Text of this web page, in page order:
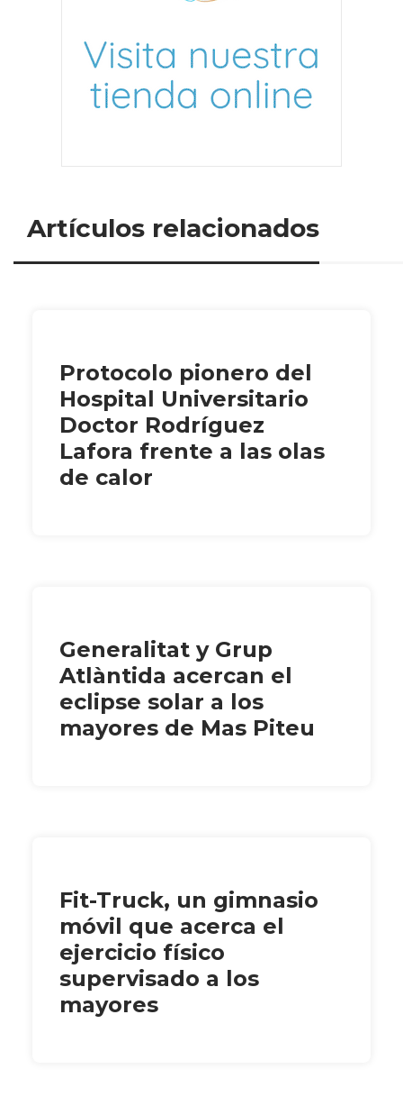
Artículos relacionados
Protocolo pionero del
Hospital Universitario
Doctor Rodríguez
Lafora frente a las olas
de calor
Generalitat y Grup
Atlàntida acercan el
eclipse solar a los
mayores de Mas Piteu
Fit-Truck, un gimnasio
móvil que acerca el
ejercicio físico
supervisado a los
mayores